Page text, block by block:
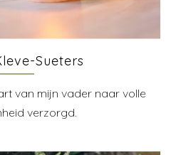
Sueters
van mijn vader naar volle
verzorgd.